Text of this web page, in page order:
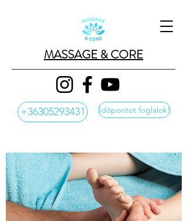
MASSAGE & CORE
+36305293431 Időpontot foglalok!